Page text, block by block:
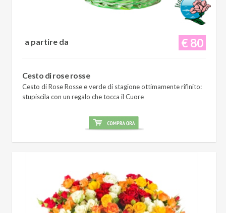
€ 80
a partire da
Cesto di rose rosse
Cesto di Rose Rosse e verde di stagione ottimamente rifinito:
stupiscila con un regalo che tocca il Cuore